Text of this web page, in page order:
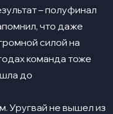
– полуфинал
что даже
силой на
команда тоже
до
Уругвай не вышел из